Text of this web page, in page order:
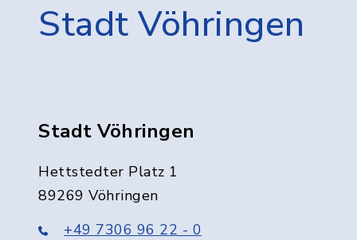
Stadt Vöhringen
Stadt Vöhringen
Hettstedter Platz 1
89269 Vöhringen
+49 7306 96 22 - 0